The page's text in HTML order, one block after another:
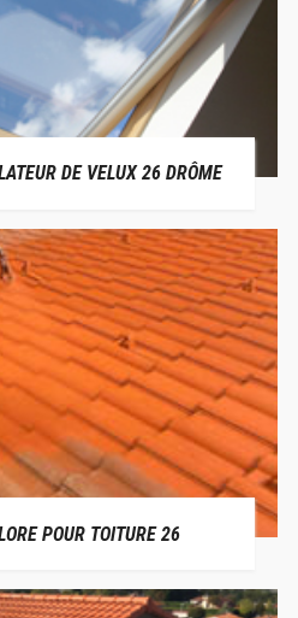
DE VELUX 26 DRÔME
POUR TOITURE 26